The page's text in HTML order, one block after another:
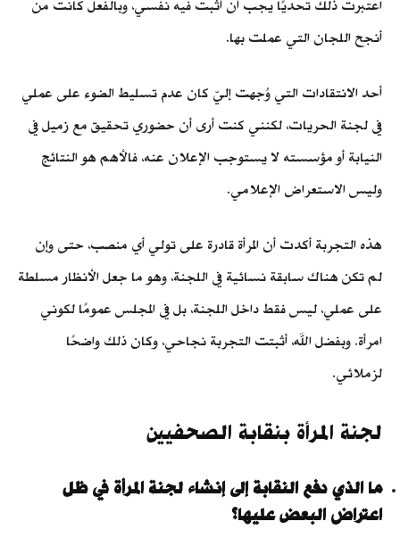
اعتبرت ذلك تحديًا يجب أن أثبت فيه نفسي، وبالفعل كانت من
أنجح اللجان التي عملت بها.
أحد الانتقادات التي وُجهت إليّ كان عدم تسليط الضوء على عملي
في لجنة الحريات، لكنني كنت أرى أن حضوري تحقيق مع زميل في
النيابة أو مؤسسته لا يستوجب الإعلان عنه، فالأهم هو النتائج
وليس الاستعراض الإعلامي.
هذه التجربة أكدت أن المرأة قادرة على تولي أي منصب، حتى وإن
لم تكن هناك سابقة نسائية في اللجنة، وهو ما جعل الأنظار مسلطة
على عملي، ليس فقط داخل اللجنة، بل في المجلس عمومًا لكوني
امرأة. وبفضل الله، أثبتت التجربة نجاحي، وكان ذلك واضحًا
لزملائي.
لجنة المرأة بنقابة الصحفيين
ما الذي دفع النقابة إلى إنشاء لجنة المرأة في ظل
اعتراض البعض عليها؟